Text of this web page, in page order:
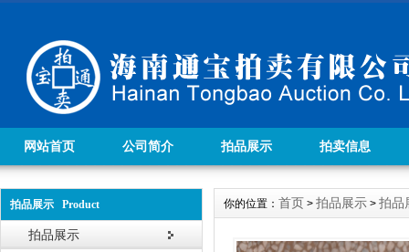
网站首页 公司简介 拍品展示 拍卖信息
拍品展示 Product
拍品展示
你的位置： 首页 > 拍品展示 > 拍品